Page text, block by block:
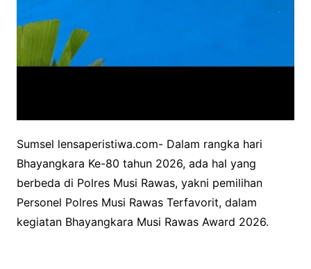
Sumsel lensaperistiwa.com- Dalam rangka hari
Bhayangkara Ke-80 tahun 2026, ada hal yang
berbeda di Polres Musi Rawas, yakni pemilihan
Personel Polres Musi Rawas Terfavorit, dalam
kegiatan Bhayangkara Musi Rawas Award 2026.